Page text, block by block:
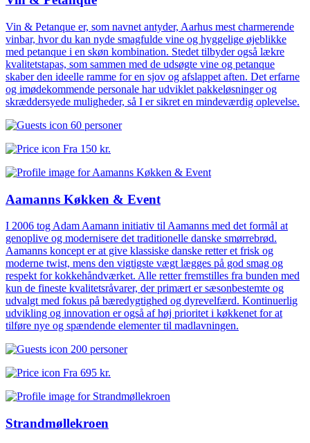
Vin & Petanque er, som navnet antyder, Aarhus mest charmerende
vinbar, hvor du kan nyde smagfulde vine og hyggelige øjeblikke
med petanque i en skøn kombination. Stedet tilbyder også lækre
kvalitetstapas, som sammen med de udsøgte vine og petanque
skaber den ideelle ramme for en sjov og afslappet aften. Det erfarne
og imødekommende personale har udviklet pakkeløsninger og
skræddersyede muligheder, så I er sikret en mindeværdig oplevelse.
60 personer
Fra 150 kr.
Aamanns Køkken & Event
I 2006 tog Adam Aamann initiativ til Aamanns med det formål at
genoplive og modernisere det traditionelle danske smørrebrød.
Aamanns koncept er at give klassiske danske retter et frisk og
moderne twist, mens den vigtigste vægt lægges på god smag og
respekt for kokkehåndværket. Alle retter fremstilles fra bunden med
kun de fineste kvalitetsråvarer, der primært er sæsonbestemte og
udvalgt med fokus på bæredygtighed og dyrevelfærd. Kontinuerlig
udvikling og innovation er også af høj prioritet i køkkenet for at
tilføre nye og spændende elementer til madlavningen.
200 personer
Fra 695 kr.
Strandmøllekroen